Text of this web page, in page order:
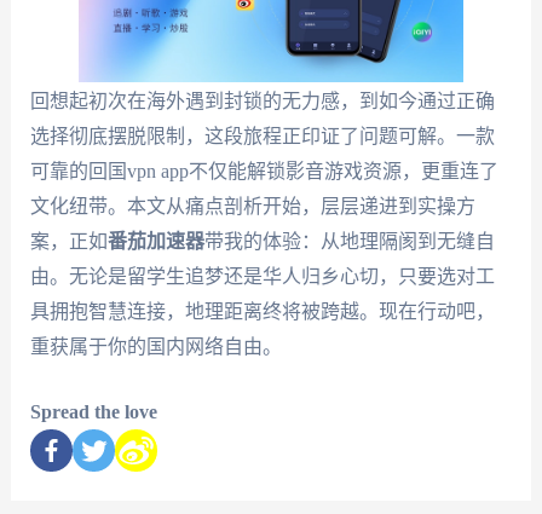
回想起初次在海外遇到封锁的无力感，到如今通过正确
选择彻底摆脱限制，这段旅程正印证了问题可解。一款
可靠的回国vpn app不仅能解锁影音游戏资源，更重连了
文化纽带。本文从痛点剖析开始，层层递进到实操方
案，正如番茄加速器带我的体验：从地理隔阂到无缝自
由。无论是留学生追梦还是华人归乡心切，只要选对工
具拥抱智慧连接，地理距离终将被跨越。现在行动吧，
重获属于你的国内网络自由。
Spread the love